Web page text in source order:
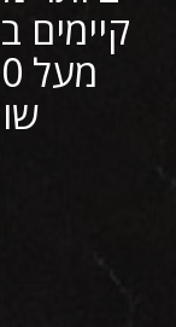
קיימים